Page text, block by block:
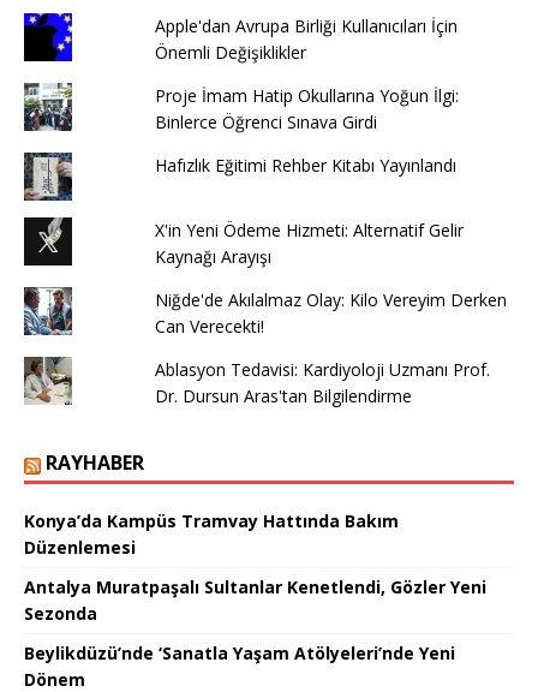
Apple'dan Avrupa Birliği Kullanıcıları İçin
Önemli Değişiklikler
Proje İmam Hatip Okullarına Yoğun İlgi:
Binlerce Öğrenci Sınava Girdi
Hafızlık Eğitimi Rehber Kitabı Yayınlandı
X'in Yeni Ödeme Hizmeti: Alternatif Gelir
Kaynağı Arayışı
Niğde'de Akılalmaz Olay: Kilo Vereyim Derken
Can Verecekti!
Ablasyon Tedavisi: Kardiyoloji Uzmanı Prof.
Dr. Dursun Aras'tan Bilgilendirme
RAYHABER
Konya’da Kampüs Tramvay Hattında Bakım
Düzenlemesi
Antalya Muratpaşalı Sultanlar Kenetlendi, Gözler Yeni
Sezonda
Beylikdüzü’nde ‘Sanatla Yaşam Atölyeleri’nde Yeni
Dönem